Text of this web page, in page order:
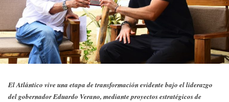
El Atlántico vive una etapa de transformación evidente bajo el liderazgo
del gobernador Eduardo Verano, mediante proyectos estratégicos de